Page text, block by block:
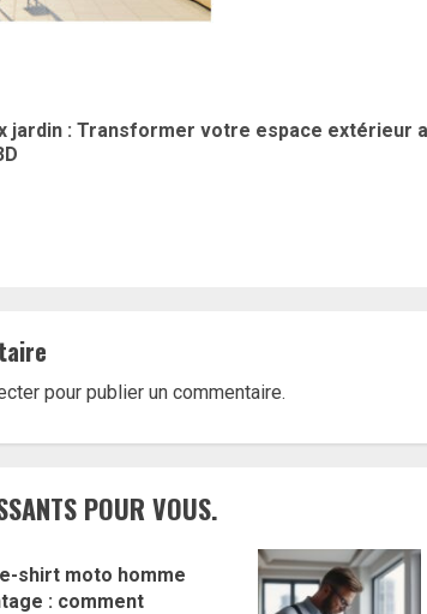
jardin : Transformer votre espace extérieur
pour publier un commentaire.
POUR VOUS.
shirt moto homme
: comment